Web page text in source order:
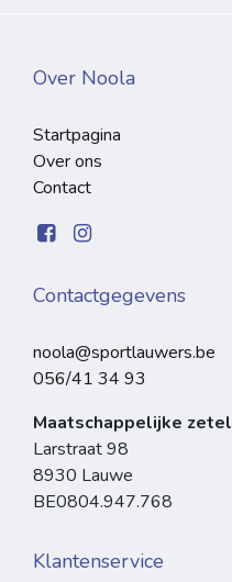
Over Noola
Startpagina
Over ons
Contact
Contactgegevens
noola@sportlauwers.be
056/41 34 93
Maatschappelijke zetel
Larstraat 98
8930 Lauwe
BE0804.947.768
Klantenservice